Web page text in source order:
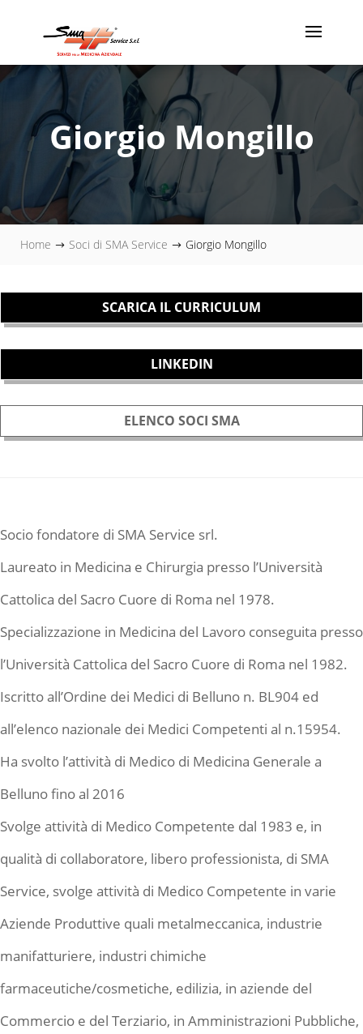
Giorgio Mongillo
Home $ Soci di SMA Service $ Giorgio Mongillo
SCARICA IL CURRICULUM
LINKEDIN
ELENCO SOCI SMA
Socio fondatore di SMA Service srl.
Laureato in Medicina e Chirurgia presso l’Università
Cattolica del Sacro Cuore di Roma nel 1978.
Specializzazione in Medicina del Lavoro conseguita presso
l’Università Cattolica del Sacro Cuore di Roma nel 1982.
Iscritto all’Ordine dei Medici di Belluno n. BL904 ed
all’elenco nazionale dei Medici Competenti al n.15954.
Ha svolto l’attività di Medico di Medicina Generale a
Belluno fino al 2016
Svolge attività di Medico Competente dal 1983 e, in
qualità di collaboratore, libero professionista, di SMA
Service, svolge attività di Medico Competente in varie
Aziende Produttive quali metalmeccanica, industrie
manifatturiere, industri chimiche
farmaceutiche/cosmetiche, edilizia, in aziende del
Commercio e del Terziario, in Amministrazioni Pubbliche,